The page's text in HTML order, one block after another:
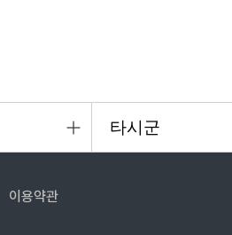
이용약관